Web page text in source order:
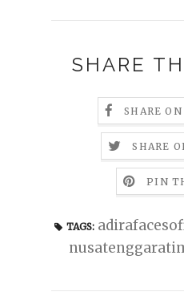
SHARE
SHARE
SHARE
PIN
TAGS: